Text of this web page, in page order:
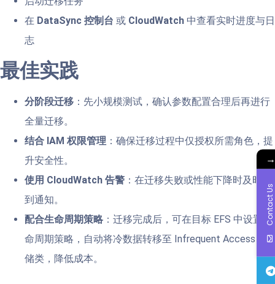
在 DataSync 控制台 或 CloudWatch 中查看实时进度与日
志
最佳实践
分阶段迁移 ：先小规模测试，确认参数配置合理后再进行
全量迁移。
结合 IAM 权限管理 ：确保迁移过程中仅授权所需角色，提
升安全性。
使用 CloudWatch 告警 ：在迁移失败或性能下降时及时收
到通知。
配合生命周期策略 ：迁移完成后，可在目标 EFS 中设置生
命周期策略，自动将冷数据转移至 Infrequent Access 存
储类，降低成本。
→
Contact Us